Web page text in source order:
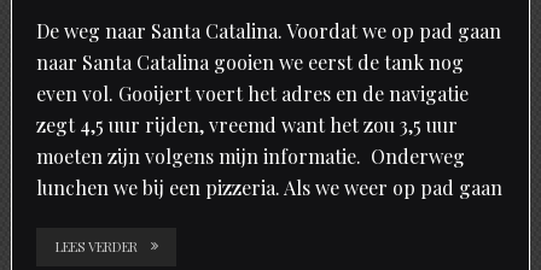
De weg naar Santa Catalina. Voordat we op pad gaan
naar Santa Catalina gooien we eerst de tank nog
even vol. Gooijert voert het adres en de navigatie
zegt 4,5 uur rijden, vreemd want het zou 3,5 uur
moeten zijn volgens mijn informatie. Onderweg
lunchen we bij een pizzeria. Als we weer op pad gaan
LEES VERDER